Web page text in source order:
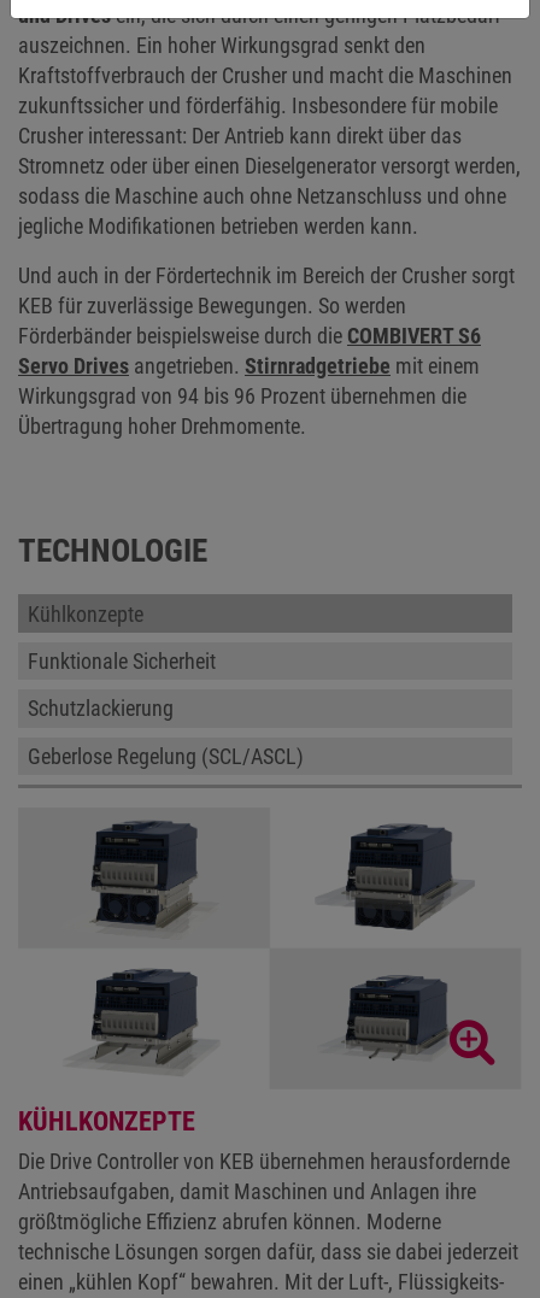
und Drivesein, die sich durch einen geringen Platzbedarf
auszeichnen. Ein hoher Wirkungsgrad senkt den
Kraftstoffverbrauch der Crusher und macht die Maschinen
zukunftssicher und förderfähig. Insbesondere für mobile
Crusher interessant: Der Antrieb kann direkt über das
Stromnetz oder über einen Dieselgenerator versorgt werden,
sodass die Maschine auch ohne Netzanschluss und ohne
jegliche Modifikationen betrieben werden kann.
Und auch in der Fördertechnik im Bereich der Crusher sorgt
KEB für zuverlässige Bewegungen. So werden
Förderbänder beispielsweise durch die COMBIVERT S6
Servo Drives angetrieben. Stirnradgetriebe mit einem
Wirkungsgrad von 94 bis 96 Prozent übernehmen die
Übertragung hoher Drehmomente.
TECHNOLOGIE
Kühlkonzepte
Funktionale Sicherheit
Schutzlackierung
Geberlose Regelung (SCL/ASCL)
KÜHLKONZEPTE
Die Drive Controller von KEB übernehmen herausfordernde
Antriebsaufgaben, damit Maschinen und Anlagen ihre
größtmögliche Effizienz abrufen können. Moderne
technische Lösungen sorgen dafür, dass sie dabei jederzeit
einen „kühlen Kopf“ bewahren. Mit der Luft-, Flüssigkeits-